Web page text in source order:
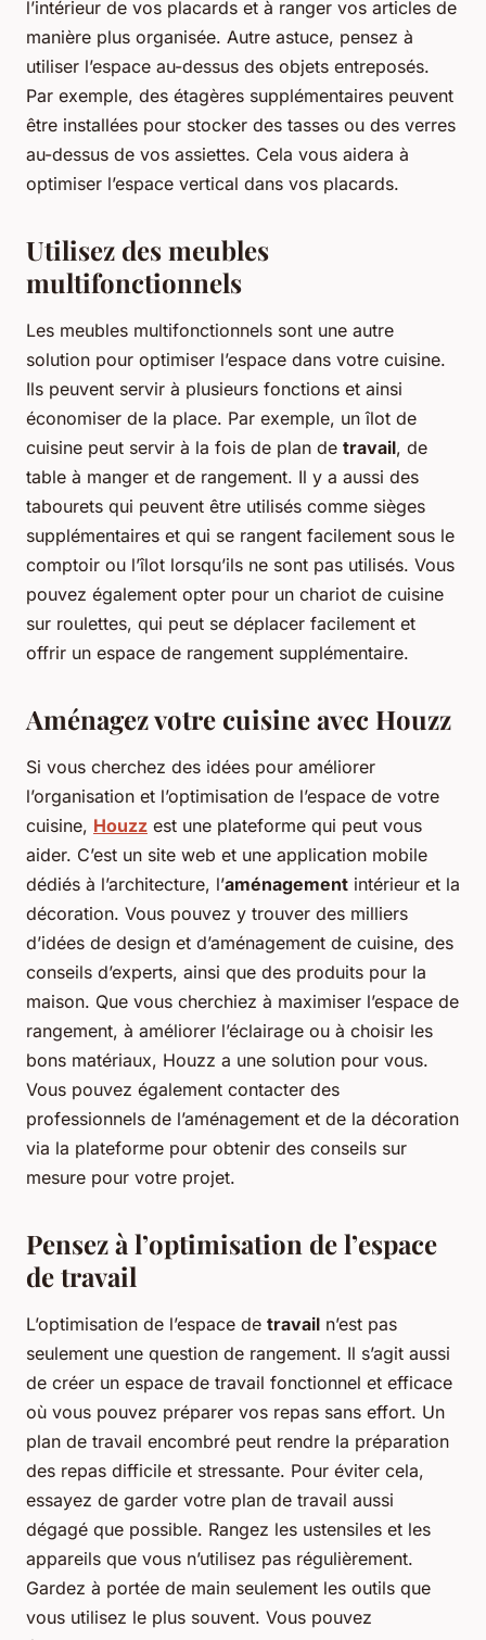
l’intérieur de vos placards et à ranger vos articles de
manière plus organisée. Autre astuce, pensez à
utiliser l’espace au-dessus des objets entreposés.
Par exemple, des étagères supplémentaires peuvent
être installées pour stocker des tasses ou des verres
au-dessus de vos assiettes. Cela vous aidera à
optimiser l’espace vertical dans vos placards.
Utilisez des meubles
multifonctionnels
Les meubles multifonctionnels sont une autre
solution pour optimiser l’espace dans votre cuisine.
Ils peuvent servir à plusieurs fonctions et ainsi
économiser de la place. Par exemple, un îlot de
cuisine peut servir à la fois de plan de travail, de
table à manger et de rangement. Il y a aussi des
tabourets qui peuvent être utilisés comme sièges
supplémentaires et qui se rangent facilement sous le
comptoir ou l’îlot lorsqu’ils ne sont pas utilisés. Vous
pouvez également opter pour un chariot de cuisine
sur roulettes, qui peut se déplacer facilement et
offrir un espace de rangement supplémentaire.
Aménagez votre cuisine avec Houzz
Si vous cherchez des idées pour améliorer
l’organisation et l’optimisation de l’espace de votre
cuisine, Houzz est une plateforme qui peut vous
aider. C’est un site web et une application mobile
dédiés à l’architecture, l’aménagement intérieur et la
décoration. Vous pouvez y trouver des milliers
d’idées de design et d’aménagement de cuisine, des
conseils d’experts, ainsi que des produits pour la
maison. Que vous cherchiez à maximiser l’espace de
rangement, à améliorer l’éclairage ou à choisir les
bons matériaux, Houzz a une solution pour vous.
Vous pouvez également contacter des
professionnels de l’aménagement et de la décoration
via la plateforme pour obtenir des conseils sur
mesure pour votre projet.
Pensez à l’optimisation de l’espace
de travail
L’optimisation de l’espace de travail n’est pas
seulement une question de rangement. Il s’agit aussi
de créer un espace de travail fonctionnel et efficace
où vous pouvez préparer vos repas sans effort. Un
plan de travail encombré peut rendre la préparation
des repas difficile et stressante. Pour éviter cela,
essayez de garder votre plan de travail aussi
dégagé que possible. Rangez les ustensiles et les
appareils que vous n’utilisez pas régulièrement.
Gardez à portée de main seulement les outils que
vous utilisez le plus souvent. Vous pouvez